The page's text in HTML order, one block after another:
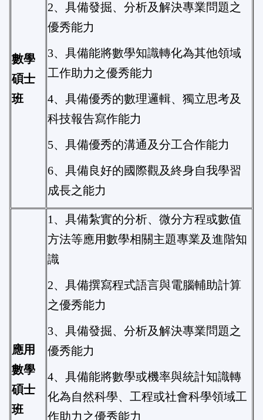
數學
碩士
班
2、具備發掘、分析及解決專業問題之
優秀能力
3、具備能將數學知識轉化為其他領域
工作助力之優秀能力
4、具備優秀的數理邏輯、獨立思考及
科技報告寫作能力
5、具備優秀的溝通及分工合作能力
6、具備良好的國際觀及終身自我學習
成長之能力
應用
數學
碩士
班
1、具備紮實的分析、微分方程或數值
方法等應用數學相關主題專業及進階知
識
2、具備撰寫程式語言與電腦輔助計算
之優秀能力
3、具備發掘、分析及解決專業問題之
優秀能力
4、具備能將數學或機率與統計知識轉
化為自然科學、工程或社會科學領域工
作助力之優秀能力